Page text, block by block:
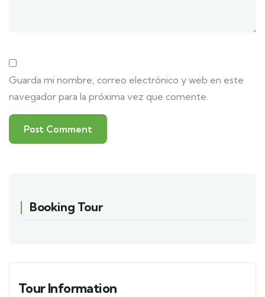
Guarda mi nombre, correo electrónico y web en este
navegador para la próxima vez que comente.
Booking Tour
Tour Information